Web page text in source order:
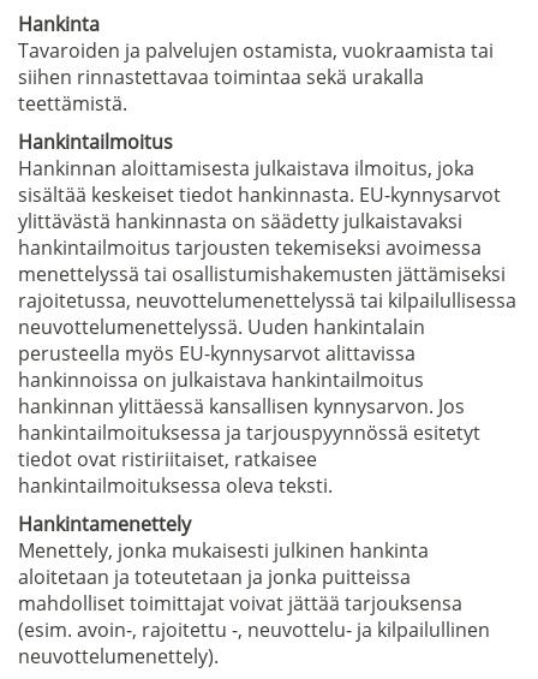
Hankinta
Tavaroiden ja palvelujen ostamista, vuokraamista tai
siihen rinnastettavaa toimintaa sekä urakalla
teettämistä.
Hankintailmoitus
Hankinnan aloittamisesta julkaistava ilmoitus, joka
sisältää keskeiset tiedot hankinnasta. EU-kynnysarvot
ylittävästä hankinnasta on säädetty julkaistavaksi
hankintailmoitus tarjousten tekemiseksi avoimessa
menettelyssä tai osallistumishakemusten jättämiseksi
rajoitetussa, neuvottelumenettelyssä tai kilpailullisessa
neuvottelumenettelyssä. Uuden hankintalain
perusteella myös EU-kynnysarvot alittavissa
hankinnoissa on julkaistava hankintailmoitus
hankinnan ylittäessä kansallisen kynnysarvon. Jos
hankintailmoituksessa ja tarjouspyynnössä esitetyt
tiedot ovat ristiriitaiset, ratkaisee
hankintailmoituksessa oleva teksti.
Hankintamenettely
Menettely, jonka mukaisesti julkinen hankinta
aloitetaan ja toteutetaan ja jonka puitteissa
mahdolliset toimittajat voivat jättää tarjouksensa
(esim. avoin-, rajoitettu -, neuvottelu- ja kilpailullinen
neuvottelumenettely).